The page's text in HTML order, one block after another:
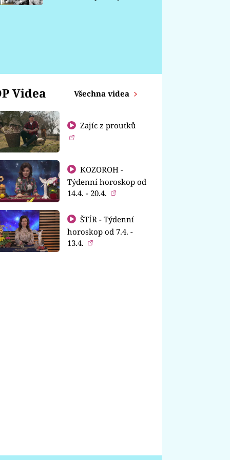
Videa Všechna videa
Zajíc z proutků
KOZOROH -
Týdenní horoskop od
14.4. - 20.4.
ŠTÍR - Týdenní
horoskop od 7.4. -
13.4.